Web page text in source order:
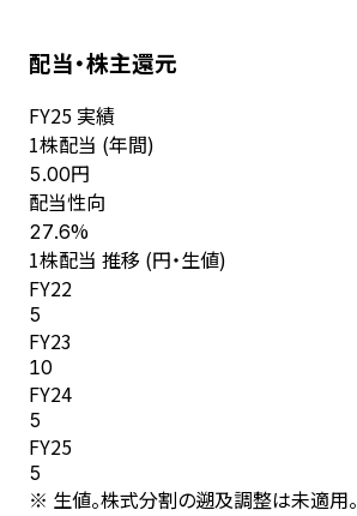
配当・株主還元
FY25 実績
1株配当 (年間)
5.00円
配当性向
27.6%
1株配当 推移 (円・生値)
FY22
5
FY23
10
FY24
5
FY25
5
※ 生値。株式分割の遡及調整は未適用。